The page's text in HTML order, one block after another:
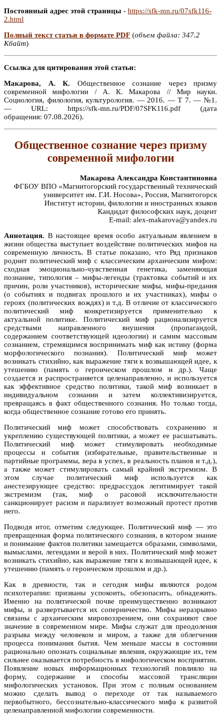
Постоянный адрес этой страницы - https://sfk-mn.ru/07sfk116-
2.html
Полный текст статьи в формате PDF (объем файла: 347.2
Кбайт)
Ссылка для цитирования этой статьи:
Макарова, А. К. Общественное сознание через призму
современной мифологии / А. К. Макарова // Мир науки.
Социология, филология, культурология. — 2016. — Т 7. — №1.
— URL: https://sfk-mn.ru/PDF/07SFK116.pdf (дата
обращения: 07.08.2026).
Общественное сознание через призму
современной мифологии
Макарова Александра Константиновна
ФГБОУ ВПО «Магнитогорский государственный технический
университет им. Г.И. Носова», Россия, Магнитогорск
Институт истории, филологии и иностранных языков
Кандидат философских наук, доцент
E-mail: alex-makarova@yandex.ru
Аннотация. В настоящее время особо актуальным явлением в
жизни общества выступает воздействие политических мифов на
современную личность. В статье показано, что Ряд признаков
роднит политический миф с классическим архаическим мифом:
сходная эмоционально-чувственная генетика, заменяющая
познание, типология – мифы-легенды (трактовка событий и их
причин, роли участников), исторические мифы, мифы-предания
(о событиях и подвигах прошлого и их участниках), мифы о
героях (политических вождях) и т.д. В отличие от классического
политический миф конкретизируется применительно к
актуальной политике. Политический миф рационализируется
средствами направленного внушения (пропагандой,
содержанием соответствующей идеологии) и самим массовым
сознанием, стремящимся воспринимать миф как истину (форма
морфологического познания). Политический миф может
возникать стихийно, как выражение тяги к возвышающей идее, к
утешению (память о героическом прошлом и др.). Чаще
создается и распространяется целенаправленно, и используется
как эффективное средство политики, такой миф возникает в
индивидуальном сознании и затем коллективизируется,
превращаясь в факт общественного сознания. Но только тогда,
когда общественное сознание готово его принять.
Политический миф может способствовать сохранению и
укреплению существующей политики, а может ее расшатывать.
Политический миф может стимулировать необходимые
процессы и события (избирательные, правительственные и
партийные программы, вера в успех, в реальность планов и т.д.),
а также может стимулировать самый крайний экстремизм. В
этом случае политический миф используется как
анестезирующее средство: предрассудок легитимирует такой
экстремизм (так, миф о расовой исключительности
санкционирует расизм и парализует возможный протест против
него.
Подводя итог, отметим следующее. Политический миф — это
превращенная форма политического сознания, в котором знание
и понимание фактов политики замещается образами, символами,
вымыслами, легендами и верой в них. Политический миф может
возникать стихийно, как выражение тяги к возвышающей идее, к
утешению (память о героическом прошлом и др.).
Как в древности, так и сегодня мифы являются родом
психотерапии: призваны успокоить, обезопасить, обнадежить.
Именно на политической почве преимущественно возникают
мифы, и развертывается их соперничество. Мифы неразрывно
связаны с архаическим мировоззрением, они сохраняют свое
значение в современном мире. Мифы служат для преодоления
разрыва между человеком и миром, а также для облегчения
процесса понимания бытия. Чем меньше массы в состоянии
рационально опознать социальные явления, окружающие их, тем
сильнее оказывается потребность в мифологическом восприятии.
Появление новых информационных технологий повлияло на
форму, содержание и способы массовой трансляции
мифологических установок. При этом с полным основанием
можно сделать вывод о переходе от так называемого
первобытного, бессознательно-классического мифа к развитой
целенаправленной мифологии современности.